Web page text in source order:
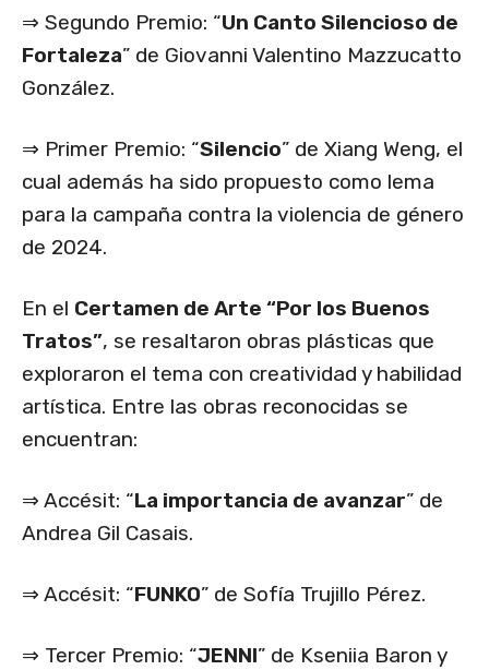
⇒ Segundo Premio: “Un Canto Silencioso de
Fortaleza” de Giovanni Valentino Mazzucatto
González.
⇒ Primer Premio: “Silencio” de Xiang Weng, el
cual además ha sido propuesto como lema
para la campaña contra la violencia de género
de 2024.
En el Certamen de Arte “Por los Buenos
Tratos”, se resaltaron obras plásticas que
exploraron el tema con creatividad y habilidad
artística. Entre las obras reconocidas se
encuentran:
⇒ Accésit: “La importancia de avanzar” de
Andrea Gil Casais.
⇒ Accésit: “FUNKO” de Sofía Trujillo Pérez.
⇒ Tercer Premio: “JENNI” de Kseniia Baron y